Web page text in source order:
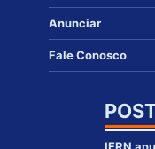
Anunciar
Fale Conosco